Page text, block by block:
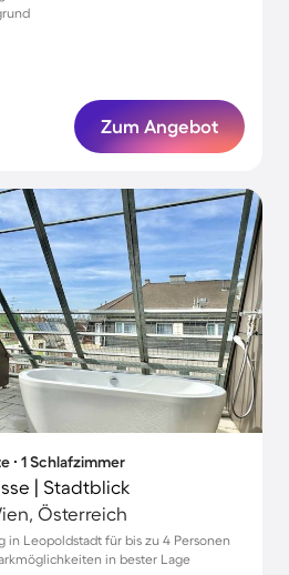
Zum Angebot
∙ 1 Schlafzimmer
| Stadtblick
Österreich
in Leopoldstadt für bis zu 4 Personen
in bester Lage